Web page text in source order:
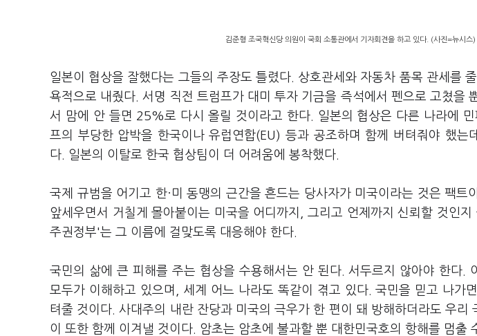
김준형 조국혁신당 의원이 국회 소통관에서 기자회견을 하고 있다. (사진=뉴시스)
일본이 협상을 잘했다는 그들의 주장도 틀렸다. 상호관세와 자동차 품목 관세를
욕적으로 내줬다. 서명 직전 트럼프가 대미 투자 기금을 즉석에서 펜으로 고쳤을
서 맘에 안 들면 25%로 다시 올릴 것이라고 한다. 일본의 협상은 다른 나라에
프의 부당한 압박을 한국이나 유럽연합(EU) 등과 공조하며 함께 버텨줘야 했는
다. 일본의 이탈로 한국 협상팀이 더 어려움에 봉착했다.
국제 규범을 어기고 한· 미 동맹의 근간을 흔드는 당사자가 미국이라는 것은 팩트
앞세우면서 거칠게 몰아붙이는 미국을 어디까지, 그리고 언제까지 신뢰할 것인
주권정부'는 그 이름에 걸맞도록 대응해야 한다.
국민의 삶에 큰 피해를 주는 협상을 수용해서는 안 된다. 서두르지 않아야 한다.
모두가 이해하고 있으며, 세계 어느 나라도 똑같이 겪고 있다. 국민을 믿고 나가
텨줄 것이다. 사대주의 내란 잔당과 미국의 극우가 한 편이 돼 방해하더라도 우리
이 또한 함께 이겨낼 것이다. 암초는 암초에 불과할 뿐 대한민국호의 항해를 멈출